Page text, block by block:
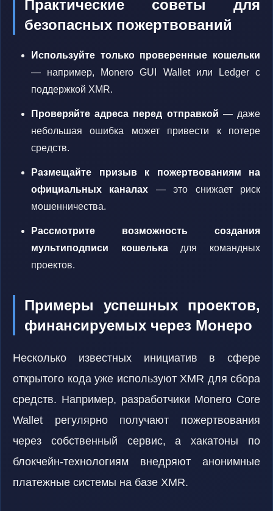
Практические советы для
безопасных пожертвований
Используйте только проверенные кошельки
— например, Monero GUI Wallet или Ledger с
поддержкой XMR.
Проверяйте адреса перед отправкой — даже
небольшая ошибка может привести к потере
средств.
Размещайте призыв к пожертвованиям на
официальных каналах — это снижает риск
мошенничества.
Рассмотрите возможность создания
мультиподписи кошелькадля командных
проектов.
Примеры успешных проектов,
финансируемых через Монеро
Несколько известных инициатив в сфере
открытого кода уже используют XMR для сбора
средств. Например, разработчики Monero Core
Wallet регулярно получают пожертвования
через собственный сервис, а хакатоны по
блокчейн-технологиям внедряют анонимные
платежные системы на базе XMR.